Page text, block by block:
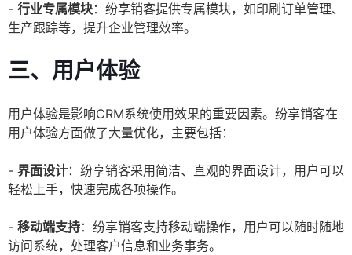
- 行业专属模块：纷享销客提供专属模块，如印刷订单管理、
生产跟踪等，提升企业管理效率。
三、用户体验
用户体验是影响CRM系统使用效果的重要因素。纷享销客在
用户体验方面做了大量优化，主要包括：
- 界面设计：纷享销客采用简洁、直观的界面设计，用户可以
轻松上手，快速完成各项操作。
- 移动端支持：纷享销客支持移动端操作，用户可以随时随地
访问系统，处理客户信息和业务事务。